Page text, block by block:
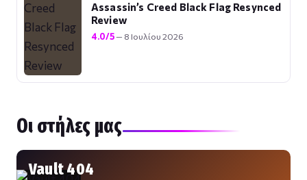
Assassin’s Creed Black Flag Resynced
Review
4.0/5— 8 Ιουλίου 2026
Οι στήλες μας
Vault 404